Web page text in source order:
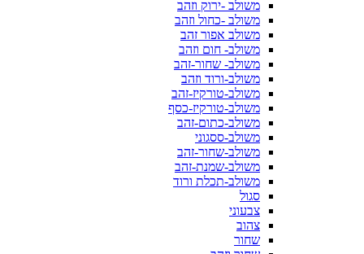
משולב -ירוק וזהב
משולב -כחול וזהב
משולב אפור זהב
משולב- חום וזהב
משולב- שחור-זהב
משולב-ורוד וזהב
משולב-טורקיז-זהב
משולב-טורקיז-כסף
משולב-כתום-זהב
משולב-ססגוני
משולב-שחור-זהב
משולב-שמנת-זהב
משולב-תכלת ורוד
סגול
צבעוני
צהוב
שחור